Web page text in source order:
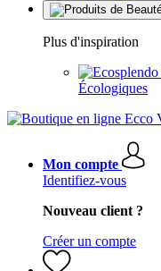
Plus d'inspiration
Écologiques
Mon compte
Identifiez-vous
Nouveau client ?
Créer un compte